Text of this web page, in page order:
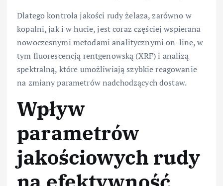
Dlatego kontrola jakości rudy żelaza, zarówno w
kopalni, jak i w hucie, jest coraz częściej wspierana
nowoczesnymi metodami analitycznymi on-line, w
tym fluorescencją rentgenowską (XRF) i analizą
spektralną, które umożliwiają szybkie reagowanie
na zmiany parametrów nadchodzących dostaw.
Wpływ
parametrów
jakościowych rudy